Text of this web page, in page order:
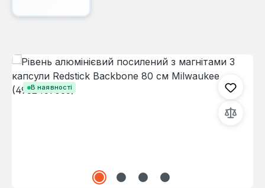
В наявності
Пропустити галерею зображень